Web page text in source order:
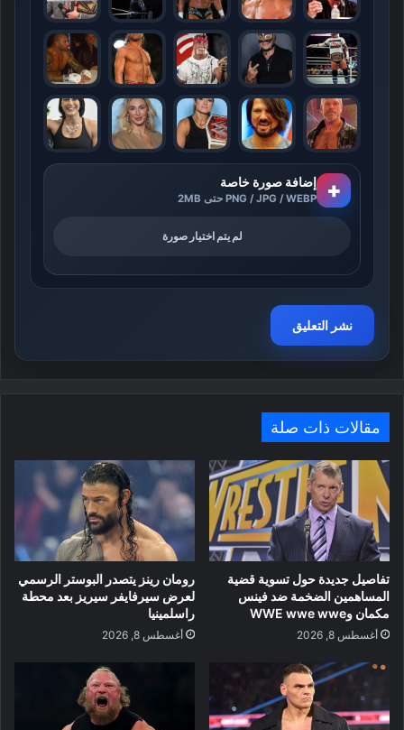
+ إضافة صورة خاصة
PNG / JPG / WEBP حتى 2MB
لم يتم اختيار صورة
مقالات ذات صلة
تفاصيل جديدة حول تسوية قضية
المساهمين الضخمة ضد فينس
مكمان وWWE wwe wwe
أغسطس 8, 2026
رومان رينز يتصدر البوستر الرسمي
لعرض سيرفايفر سيريز بعد محطة
راسلمينيا
أغسطس 8, 2026